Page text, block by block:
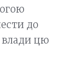
до
влади цю